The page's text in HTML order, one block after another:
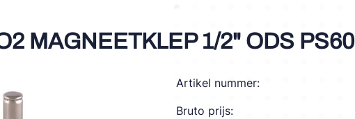
MAGNEETKLEP 1/2" ODS PS60
Artikel nummer:
Bruto prijs: